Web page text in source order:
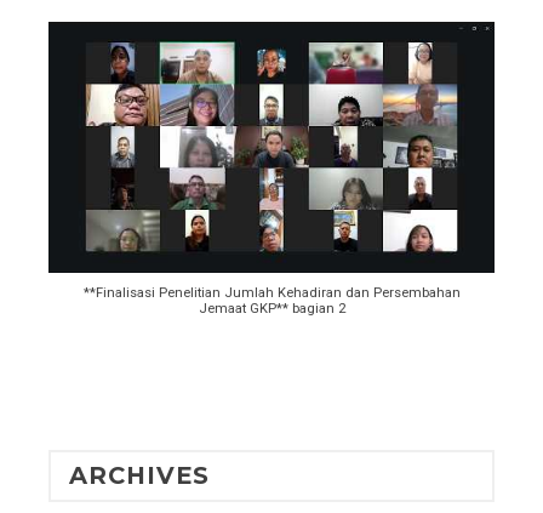
**Finalisasi Penelitian Jumlah Kehadiran dan Persembahan
Jemaat GKP** bagian 2
ARCHIVES